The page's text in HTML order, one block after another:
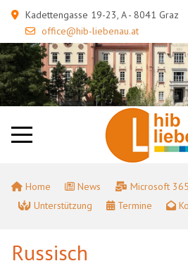
Kadettengasse 19-23, A - 8041 Graz
office@hib-liebenau.at
Home News Microsoft
Unterstützung
Termine
Russisch